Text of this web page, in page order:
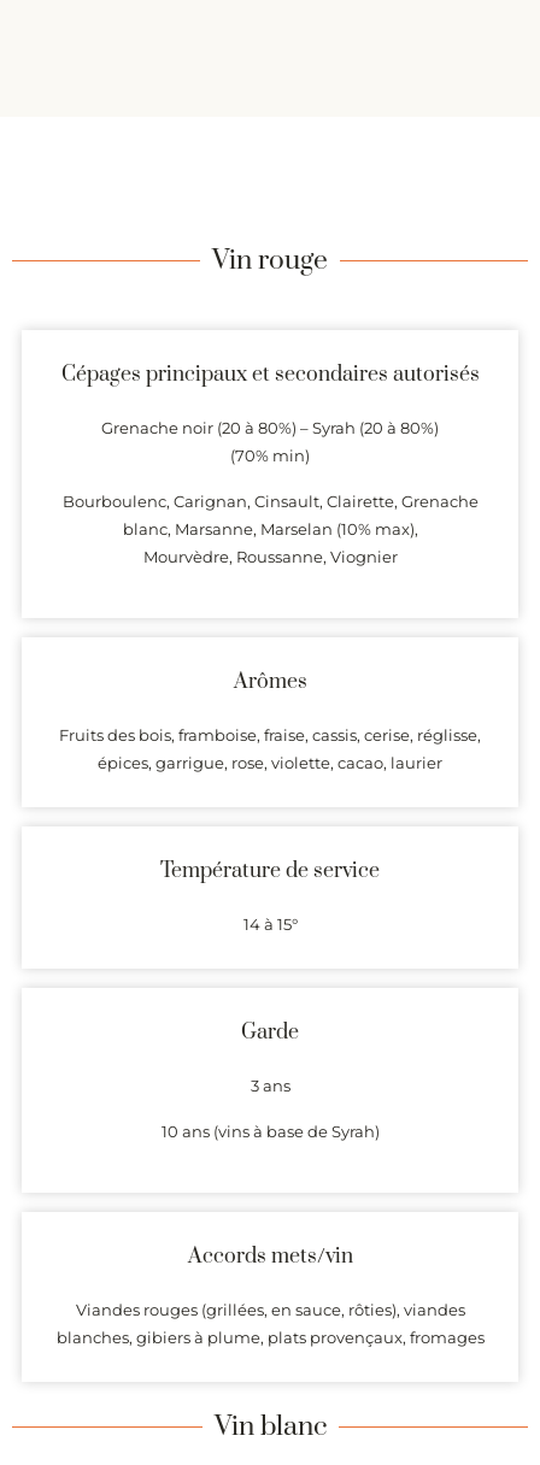
Vin rouge
Cépages principaux et secondaires autorisés
Grenache noir (20 à 80%) – Syrah (20 à 80%)
(70% min)
Bourboulenc, Carignan, Cinsault, Clairette, Grenache
blanc, Marsanne, Marselan (10% max),
Mourvèdre, Roussanne, Viognier
Arômes
Fruits des bois, framboise, fraise, cassis, cerise, réglisse,
épices, garrigue, rose, violette, cacao, laurier
Température de service
14 à 15°
Garde
3 ans
10 ans (vins à base de Syrah)
Accords mets/vin
Viandes rouges (grillées, en sauce, rôties), viandes
blanches, gibiers à plume, plats provençaux, fromages
Vin blanc